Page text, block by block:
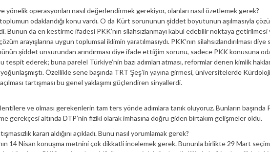
yönelik operasyonları nasıl değerlendirmek gerekiyor, olanları nasıl özetlemek gerek?
odaklandığı konu vardı. O da Kürt sorununun şiddet boyutunun aşılmasıyla
Bunun da en kestirme ifadesi PKK’nın silahsızlanmayı kabul edebilir noktaya
arayışlarına uygun toplumsal iklimin yaratılmasıydı. PKK’nın silahsızlandırılması diye
şiddet unsurundan arındırması diye ifade ettiğim sorunu, sadece PKK konusuna
ederek; buna parelel Türkiye’nin bazı adımları atması, reformlar denen kimlik
Özellikle sene başında TRT Şeş’in yayına girmesi, üniversitelerde
tartışması bu genel yaklaşımı güçlendiren sinyallerdi.
ve olması gerekenlerin tam ters yönde adımlara tanık oluyoruz. Bunların başında
gerekçesi altında DTP’nin fiziki olarak imhasına doğru giden birtakım gelişmeler oldu.
kararı aldığını açıkladı. Bunu nasıl yorumlamak gerek?
14 Nisan konuşma metnini çok dikkatli incelemek gerek. Bununla birlikte 29 Mart